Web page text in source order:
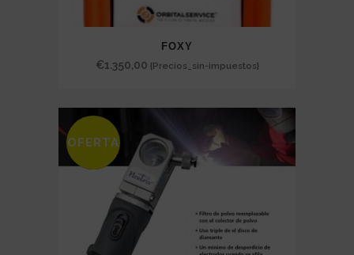
FOXY
€1.350,00 {Precios_sin-impuestos}
SALE
OFERTA